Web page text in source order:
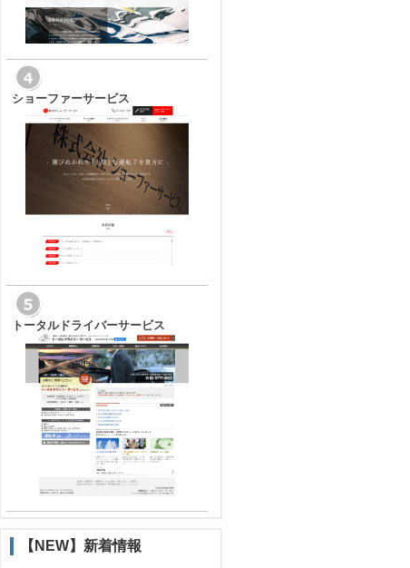
ショーファーサービス
トータルドライバーサービス
【NEW】新着情報